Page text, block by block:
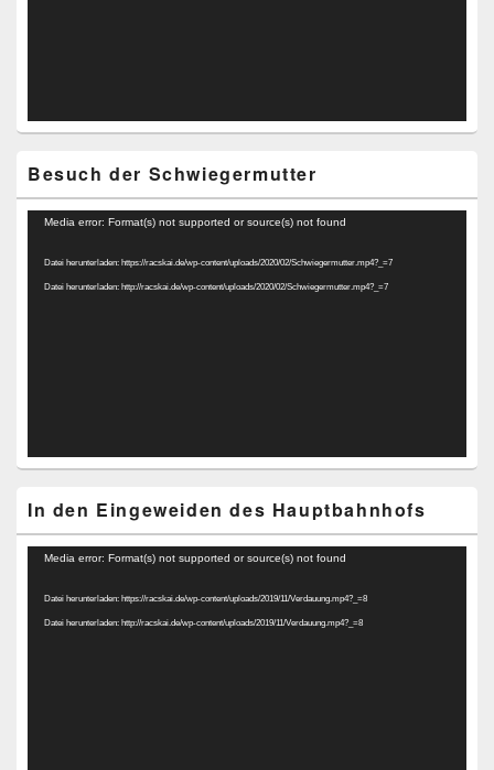
Besuch der Schwiegermutter
Video-
Media error: Format(s) not supported or source(s) not found
Datei herunterladen: https://racskai.de/wp-content/uploads/2020/02/Schwiegermutter.mp4?_=7
Datei herunterladen: http://racskai.de/wp-content/uploads/2020/02/Schwiegermutter.mp4?_=7
In den Eingeweiden des Hauptbahnhofs
Video-
Media error: Format(s) not supported or source(s) not found
Datei herunterladen: https://racskai.de/wp-content/uploads/2019/11/Verdauung.mp4?_=8
Datei herunterladen: http://racskai.de/wp-content/uploads/2019/11/Verdauung.mp4?_=8